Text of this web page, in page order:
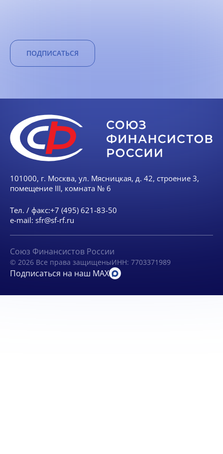
ПОДПИСАТЬСЯ
101000, г. Москва, ул. Мясницкая, д. 42, строение 3,
помещение III, комната № 6
Тел. / факс:+7 (495) 621-83-50
e-mail: sfr@sf-rf.ru
Союз Финансистов России
© 2026 Все права защищеныИНН: 7703371989
Подписаться на наш MAX